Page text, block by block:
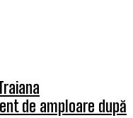
de amploare după